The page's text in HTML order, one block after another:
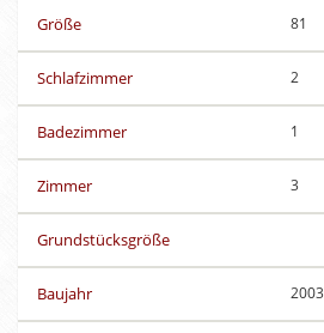
Größe 81
Schlafzimmer 2
Badezimmer 1
Zimmer 3
Grundstücksgröße
Baujahr 2003